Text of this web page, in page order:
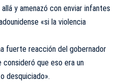
y amenazó con enviar infantes
«si la violencia
fuerte reacción del gobernador
consideró que eso era un
desquiciado».